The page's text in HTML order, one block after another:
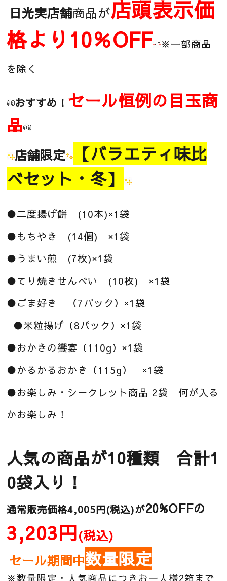
日光実店舗商品が店頭表示価
格より10％OFF
※一部商品
を除く
おすすめ！ セール恒例の目玉商
品
店舗限定
【バラエティ味比
べセット・冬】
●二度揚げ餅 (10本)×1袋
●もちやき (14個) ×1袋
●うまい煎 (7枚)×1袋
●てり焼きせんべい (10枚) ×1袋
●ごま好き （7パック）×1袋
●米粒揚げ（8パック）×1袋
●おかきの饗宴（110g）×1袋
●かるかるおかき（115g） ×1袋
●お楽しみ・シークレット商品 2袋 何が入る
かお楽しみ！
人気の商品が10種類 合計1
0袋入り！
通常販売価格4,005円(税込)が20%OFFの
3,203円(税込)
セール期間中数量限定
※数量限定・人気商品につきお一人様2箱まで